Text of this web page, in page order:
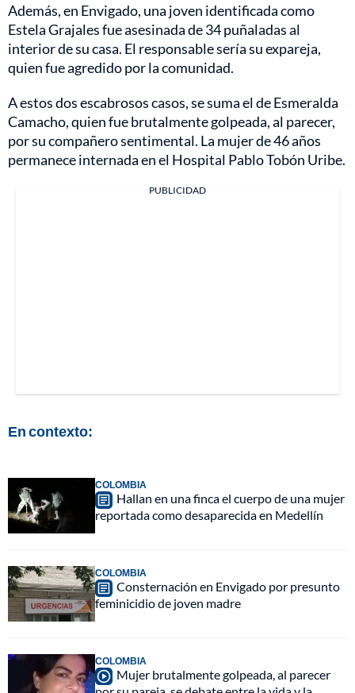
Además, en Envigado, una joven identificada como
Estela Grajales fue asesinada de 34 puñaladas al
interior de su casa. El responsable sería su expareja,
quien fue agredido por la comunidad.
A estos dos escabrosos casos, se suma el de Esmeralda
Camacho, quien fue brutalmente golpeada, al parecer,
por su compañero sentimental. La mujer de 46 años
permanece internada en el Hospital Pablo Tobón Uribe.
PUBLICIDAD
En contexto:
COLOMBIA
Hallan en una finca el cuerpo de una mujer
reportada como desaparecida en Medellín
COLOMBIA
Consternación en Envigado por presunto
feminicidio de joven madre
COLOMBIA
Mujer brutalmente golpeada, al parecer